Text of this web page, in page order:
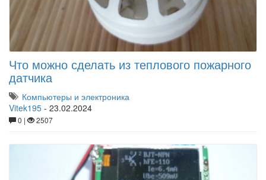
Что можно сделать из теплового пожарного
датчика
Компьютеры и электроника
Vitek195 - 23.02.2024
0 | 2507